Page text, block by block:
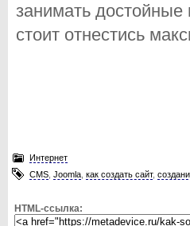
занимать
стоит отнестись
Интернет
CMS Joomla как создать сайт,
HTML-ссылка: